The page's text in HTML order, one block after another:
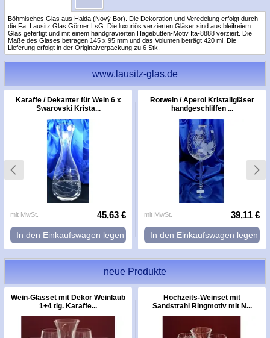
Böhmisches Glas aus Haida (Nový Bor). Die Dekoration und Veredelung erfolgt durch
die Fa. Lausitz Glas Görner LsG. Die luxuriös verzierten Gläser sind aus bleifreiem
Glas gefertigt und mit einem handgravierten Hagebutten-Motiv Ita-8888 verziert. Die
Maße des Glases betragen 145 x 95 mm und das Volumen beträgt 420 ml. Die
Lieferung erfolgt in der Originalverpackung zu 6 Stk.
www.lausitz-glas.de
Karaffe / Dekanter für Wein 6 x
Swarovski Krista...
mit MwSt. 45,63 €
In den Einkaufswagen legen
Rotwein / Aperol Kristallgläser
handgeschliffen ...
mit MwSt. 39,11 €
In den Einkaufswagen legen
neue Produkte
Wein-Glasset mit Dekor Weinlaub
1+4 tlg. Karaffe...
Hochzeits-Weinset mit
Sandstrahl Ringmotiv mit N...